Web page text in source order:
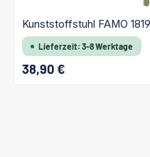
Kunststoffstuhl FAMO
Lieferzeit: 3-8 Werktage
Regulärer Preis:
38,90 €